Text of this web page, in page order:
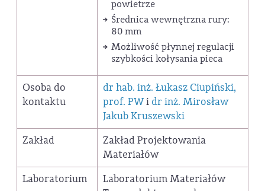
powietrze
Średnica wewnętrzna rury:
80 mm
Możliwość płynnej regulacji
szybkości kołysania pieca
Osoba do
kontaktu
dr hab. inż. Łukasz Ciupiński,
prof. PWi dr inż. Mirosław
Jakub Kruszewski
Zakład
Zakład Projektowania
Materiałów
Laboratorium
Laboratorium Materiałów